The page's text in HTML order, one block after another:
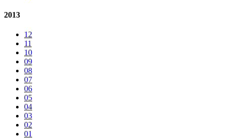
2013
12
11
10
09
08
07
06
05
04
03
02
01